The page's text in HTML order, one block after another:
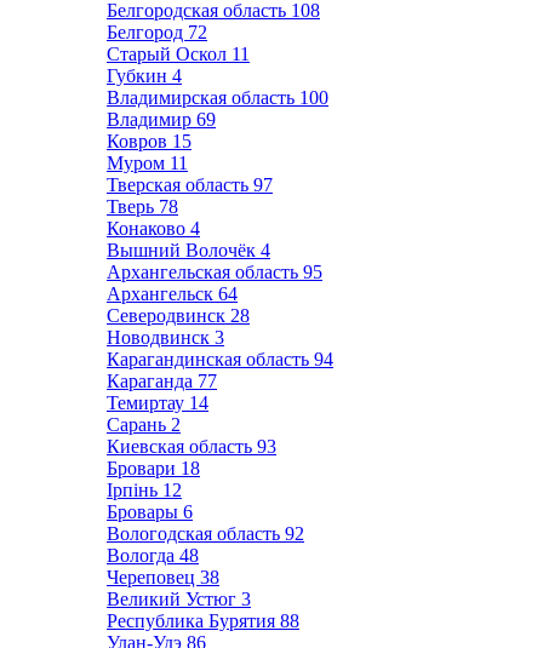
Белгородская область 108
Белгород 72
Старый Оскол 11
Губкин 4
Владимирская область 100
Владимир 69
Ковров 15
Муром 11
Тверская область 97
Тверь 78
Конаково 4
Вышний Волочёк 4
Архангельская область 95
Архангельск 64
Северодвинск 28
Новодвинск 3
Карагандинская область 94
Караганда 77
Темиртау 14
Сарань 2
Киевская область 93
Бровари 18
Ірпінь 12
Бровары 6
Вологодская область 92
Вологда 48
Череповец 38
Великий Устюг 3
Республика Бурятия 88
Улан-Удэ 86